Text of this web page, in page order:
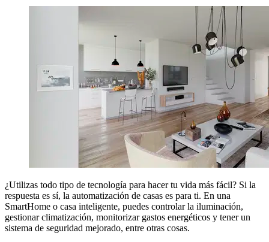
¿Utilizas todo tipo de tecnología para hacer tu vida más fácil? Si la
respuesta es sí, la automatización de casas es para ti. En una
SmartHome o casa inteligente, puedes controlar la iluminación,
gestionar climatización, monitorizar gastos energéticos y tener un
sistema de seguridad mejorado, entre otras cosas.